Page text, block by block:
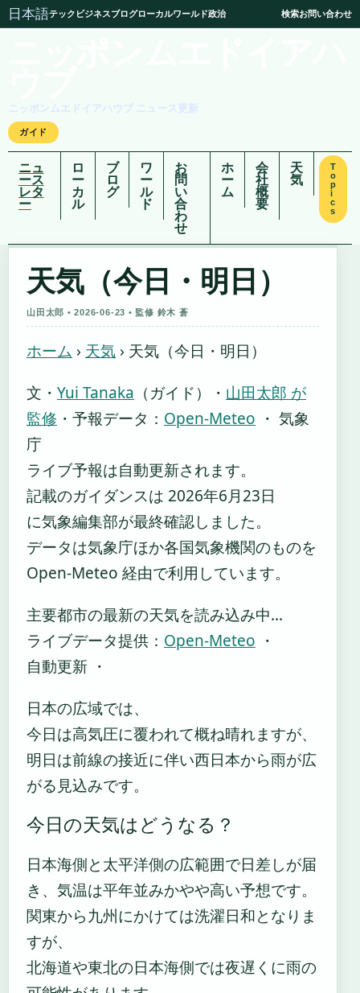
日本語テック ビジネスブログローカルワールド政治 検索お問い合わせ
ニッポンムエドイアハウブ ニュース更新
ガイド
ニュ
ース
レタ
ー
ロ
ー
カ
ル
ブ
ロ
グ
ワ
ー
ル
ド
お
問
い
合
わ
せ
ホ
ー
ム
会
社
概
要
天
気
T
o
p
i
c
s
天気（今日・明日）
山田太郎 • 2026-06-23 • 監修 鈴木 蒼
ホーム › 天気 › 天気（今日・明日）
文・ Yui Tanaka （ガイド） ・ 山田太郎 が
監修 ・ 予報データ： Open-Meteo ・ 気象
庁
ライブ予報は自動更新されます。
記載のガイダンスは 2026年6月23日
に気象編集部が最終確認しました。
データは気象庁ほか各国気象機関のものを
Open-Meteo 経由で利用しています。
主要都市の最新の天気を読み込み中…
ライブデータ提供： Open-Meteo ・
自動更新 ・
日本の広域では、
今日は高気圧に覆われて概ね晴れますが、
明日は前線の接近に伴い西日本から雨が広
がる見込みです。
今日の天気はどうなる？
日本海側と太平洋側の広範囲で日差しが届
き、気温は平年並みかやや高い予想です。
関東から九州にかけては洗濯日和となりま
すが、
北海道や東北の日本海側では夜遅くに雨の